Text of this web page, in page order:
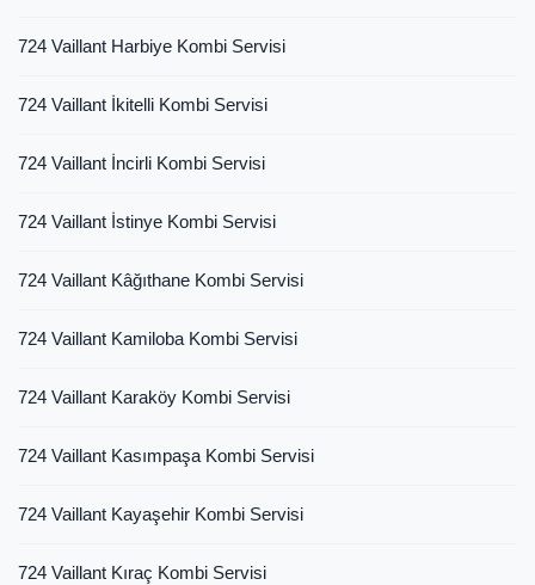
724 Vaillant Harbiye Kombi Servisi
724 Vaillant İkitelli Kombi Servisi
724 Vaillant İncirli Kombi Servisi
724 Vaillant İstinye Kombi Servisi
724 Vaillant Kâğıthane Kombi Servisi
724 Vaillant Kamiloba Kombi Servisi
724 Vaillant Karaköy Kombi Servisi
724 Vaillant Kasımpaşa Kombi Servisi
724 Vaillant Kayaşehir Kombi Servisi
724 Vaillant Kıraç Kombi Servisi